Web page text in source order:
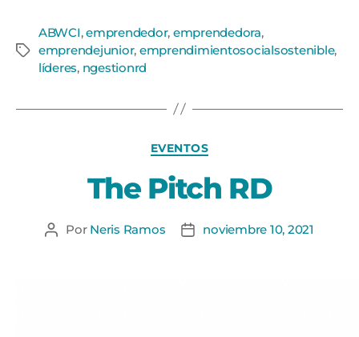
ABWCI,emprendedor, emprendedora,
emprendejunior, emprendimientosocialsostenible,
líderes, ngestionrd
EVENTOS
The Pitch RD
Por Neris Ramos noviembre 10, 2021